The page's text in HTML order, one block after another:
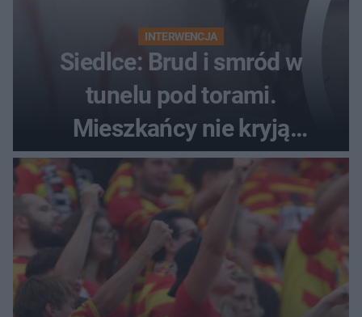
INTERWENCJA
Siedlce: Brud i smród w
tunelu pod torami.
Mieszkańcy nie kryją
oburzenia!